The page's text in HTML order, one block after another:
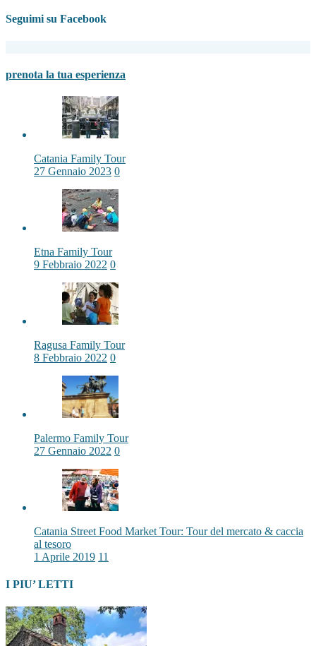
Seguimi su Facebook
prenota la tua esperienza
Catania Family Tour
27 Gennaio 2023 0
Etna Family Tour
9 Febbraio 2022 0
Ragusa Family Tour
8 Febbraio 2022 0
Palermo Family Tour
27 Gennaio 2022 0
Catania Street Food Market Tour: Tour del mercato & caccia
al tesoro
1 Aprile 2019 11
I PIU’ LETTI